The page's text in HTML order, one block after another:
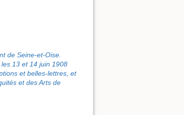
de Seine-et-Oise.
13 et 14 juin 1908
et belles-lettres, et
et des Arts de